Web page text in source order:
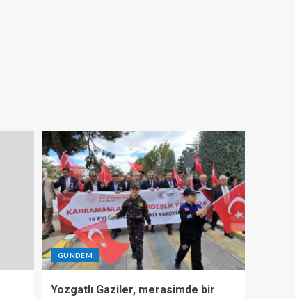
GÜNDEM
Yozgatlı Gaziler, merasimde bir